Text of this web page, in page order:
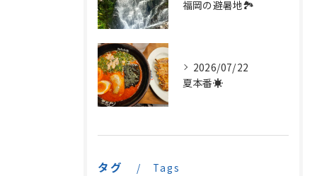
福岡の避暑地🏞️
2026/07/22
夏本番☀️
タグ Tags